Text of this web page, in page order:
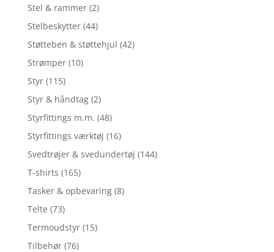
Stel & rammer (2)
Stelbeskytter (44)
Støtteben & støttehjul (42)
Strømper (10)
Styr (115)
Styr & håndtag (2)
Styrfittings m.m. (48)
Styrfittings værktøj (16)
Svedtrøjer & svedundertøj (144)
T-shirts (165)
Tasker & opbevaring (8)
Telte (73)
Termoudstyr (15)
Tilbehør (76)